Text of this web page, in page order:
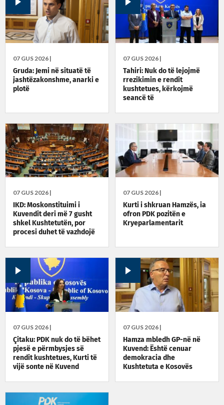
07 GUS 2026 |
Gruda: Jemi në situatë të
jashtëzakonshme, anarki e
plotë
07 GUS 2026 |
Tahiri: Nuk do të lejojmë
rrezikimin e rendit
kushtetues, kërkojmë
seancë të
07 GUS 2026 |
IKD: Moskonstituimi i
Kuvendit deri më 7 gusht
shkel Kushtetutën, por
procesi duhet të vazhdojë
07 GUS 2026 |
Kurti i shkruan Hamzës, ia
ofron PDK pozitën e
Kryeparlamentarit
07 GUS 2026 |
Çitaku: PDK nuk do të bëhet
pjesë e përmbysjes së
rendit kushtetues, Kurti të
vijë sonte në Kuvend
07 GUS 2026 |
Hamza mbledh GP-në në
Kuvend: Është cenuar
demokracia dhe
Kushtetuta e Kosovës